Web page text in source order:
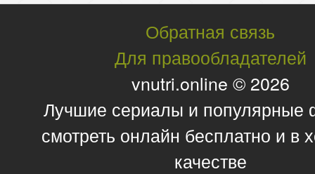
Обратная связь
Для правообладателей
vnutri.online © 2026
Лучшие сериалы и
смотреть онлайн бесплатно и в
качестве